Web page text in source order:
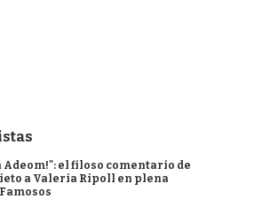
Adeom!": el filoso comentario de
a Valeria Ripoll en plena